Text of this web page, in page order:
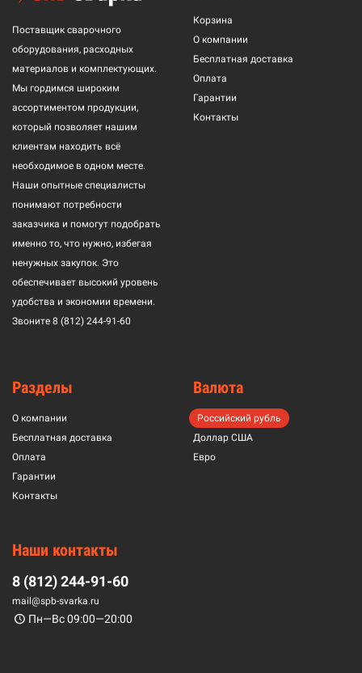
Поставщик сварочного
оборудования, расходных
материалов и комплектующих.
Мы гордимся широким
ассортиментом продукции,
который позволяет нашим
клиентам находить всё
необходимое в одном месте.
Наши опытные специалисты
понимают потребности
заказчика и помогут подобрать
именно то, что нужно, избегая
ненужных закупок. Это
обеспечивает высокий уровень
удобства и экономии времени.
Звоните 8 (812) 244-91-60
Корзина
О компании
Бесплатная доставка
Оплата
Гарантии
Контакты
Разделы
О компании
Бесплатная доставка
Оплата
Гарантии
Контакты
Валюта
Российский рубль
Доллар США
Евро
Наши контакты
8 (812) 244-91-60
mail@spb-svarka.ru
Пн—Вс 09:00—20:00